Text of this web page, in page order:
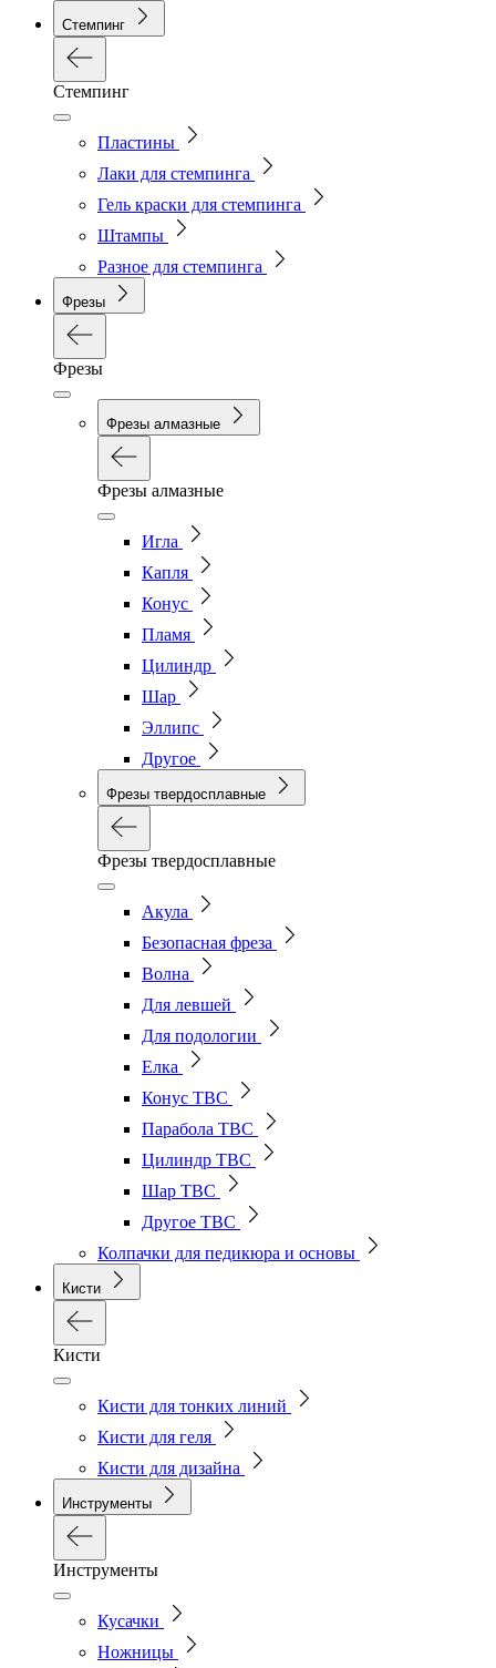
Стемпинг
Стемпинг
Пластины
Лаки для стемпинга
Гель краски для стемпинга
Штампы
Разное для стемпинга
Фрезы
Фрезы
Фрезы алмазные
Фрезы алмазные
Игла
Капля
Конус
Пламя
Цилиндр
Шар
Эллипс
Другое
Фрезы твердосплавные
Фрезы твердосплавные
Акула
Безопасная фреза
Волна
Для левшей
Для подологии
Елка
Конус ТВС
Парабола ТВС
Цилиндр ТВС
Шар ТВС
Другое ТВС
Колпачки для педикюра и основы
Кисти
Кисти
Кисти для тонких линий
Кисти для геля
Кисти для дизайна
Инструменты
Инструменты
Кусачки
Ножницы